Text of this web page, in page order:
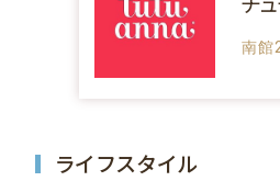
南館
ライフスタイル